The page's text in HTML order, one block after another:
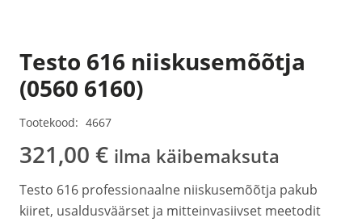
Testo 616 niiskusemõõtja
(0560 6160)
Tootekood: 4667
321,00 € ilma käibemaksuta
Testo 616 professionaalne niiskusemõõtja pakub
kiiret, usaldusväärset ja mitteinvasiivset meetodit